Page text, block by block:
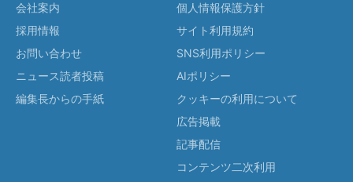
会社案内
採用情報
お問い合わせ
ニュース読者投稿
編集長からの手紙
個人情報保護方針
サイト利用規約
SNS利用ポリシー
AIポリシー
クッキーの利用について
広告掲載
記事配信
コンテンツ二次利用